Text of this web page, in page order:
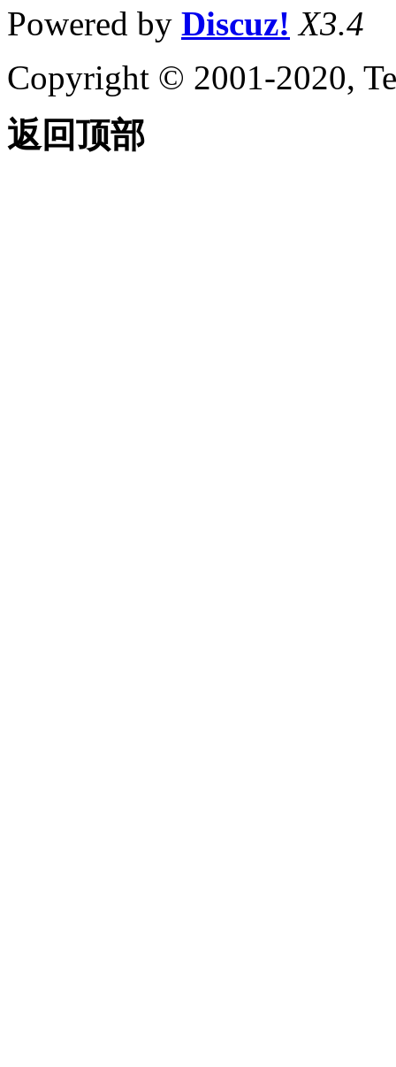
Powered by Discuz! X3.4
Copyright © 2001-2020,
返回顶部